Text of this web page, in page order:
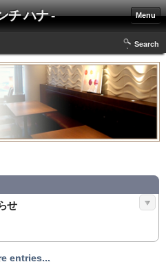
チ ハナ - Menu
Search
せ
entries...